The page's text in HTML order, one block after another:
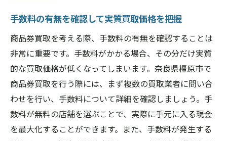
手数料の有無を確認して実質買取価格を把握
商品券買取を考える際、手数料の有無を確認することは
非常に重要です。手数料がかかる場合、その分だけ実質
的な買取価格が低くなってしまいます。奈良県橿原市で
商品券買取を行う際には、まず複数の買取業者に問い合
わせを行い、手数料について詳細を確認しましょう。手
数料が無料の店舗を選ぶことで、実際に手元に入る現金
を最大化することができます。また、手数料が発生する